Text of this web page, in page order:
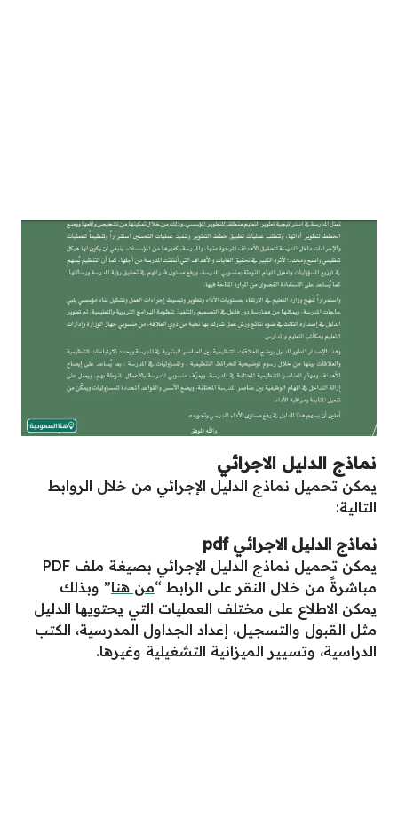
نماذج الدليل الاجرائي
يمكن تحميل نماذج الدليل الإجرائي من خلال الروابط
التالية:
نماذج الدليل الاجرائي pdf
يمكن تحميل نماذج الدليل الإجرائي بصيغة ملف PDF
مباشرةً من خلال النقر على الرابط “من هنا” وبذلك
يمكن الاطلاع على مختلف العمليات التي يحتويها الدليل
مثل القبول والتسجيل، إعداد الجداول المدرسية، الكتب
الدراسية، وتسيير الميزانية التشغيلية وغيرها.